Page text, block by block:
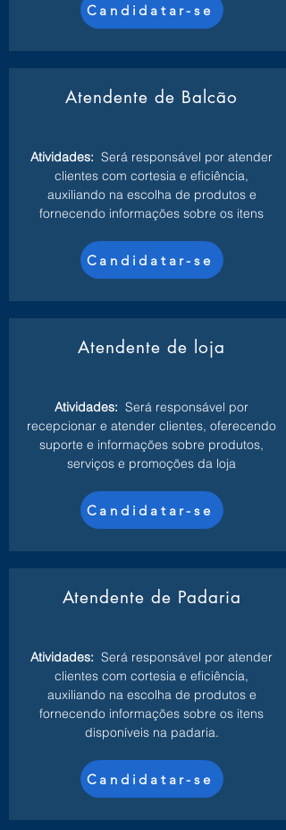
Candidatar-se
Atendente de Balcão
Atividades: Será responsável por atender
clientes com cortesia e eficiência,
auxiliando na escolha de produtos e
fornecendo informações sobre os itens
Candidatar-se
Atendente de loja
Atividades: Será responsável por
recepcionar e atender clientes, oferecendo
suporte e informações sobre produtos,
serviços e promoções da loja
Candidatar-se
Atendente de Padaria
Atividades: Será responsável por atender
clientes com cortesia e eficiência,
auxiliando na escolha de produtos e
fornecendo informações sobre os itens
disponíveis na padaria.
Candidatar-se